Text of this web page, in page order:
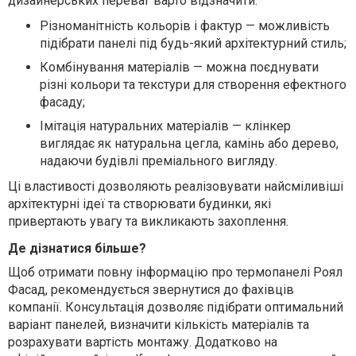
Різноманітність кольорів і фактур — можливість
підібрати панелі під будь-який архітектурний стиль;
Комбінування матеріалів — можна поєднувати
різні кольори та текстури для створення ефектного
фасаду;
Імітація натуральних матеріалів — клінкер
виглядає як натуральна цегла, камінь або дерево,
надаючи будівлі преміального вигляду.
Ці властивості дозволяють реалізовувати найсміливіші
архітектурні ідеї та створювати будинки, які
привертають увагу та викликають захоплення.
Де дізнатися більше?
Щоб отримати повну інформацію про термопанелі Роял
Фасад, рекомендується звернутися до фахівців
компанії. Консультація дозволяє підібрати оптимальний
варіант панелей, визначити кількість матеріалів та
розрахувати вартість монтажу. Додатково на